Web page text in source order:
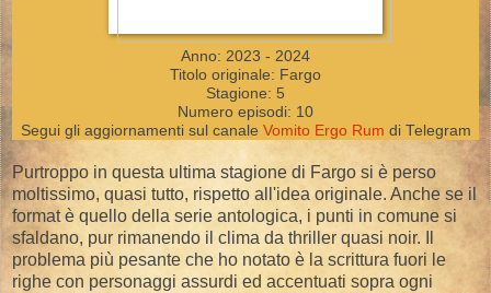
Anno: 2023 - 2024
Titolo originale: Fargo
Stagione: 5
Numero episodi: 10
Segui gli aggiornamenti sul canale Vomito Ergo Rum di Telegram
Purtroppo in questa ultima stagione di Fargo si è perso
moltissimo, quasi tutto, rispetto all'idea originale. Anche se il
format è quello della serie antologica, i punti in comune si
sfaldano, pur rimanendo il clima da thriller quasi noir. Il
problema più pesante che ho notato è la scrittura fuori le
righe con personaggi assurdi ed accentuati sopra ogni